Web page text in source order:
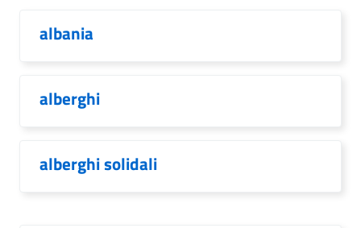
albania
alberghi
alberghi solidali